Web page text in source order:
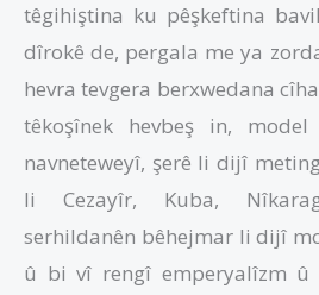
têgihiştina ku pêşkeftina
dîrokê de, pergala me ya
hevra tevgera berxwedana
têkoşînek hevbeş in,
navneteweyî, şerê li dijî
li Cezayîr, Kuba,
serhildanên bêhejmar li dijî
û bi vî rengî emperyalîzm û